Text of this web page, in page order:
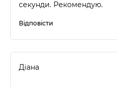
секунди. Рекомендую.
Відповісти
Діана